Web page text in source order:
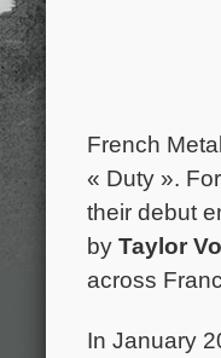
French
« Duty ».
their debut
by Taylor
across
In January